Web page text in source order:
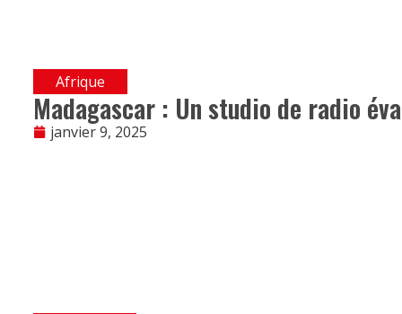
Afrique
Madagascar : Un studio de radio
janvier 9, 2025